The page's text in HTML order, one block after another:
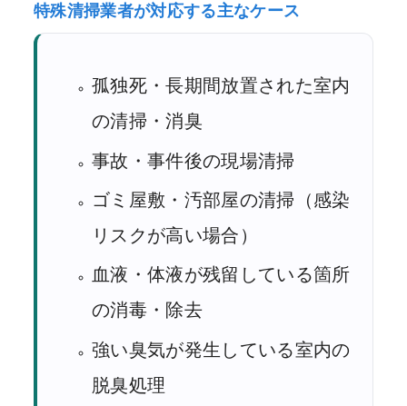
特殊清掃業者が対応する主なケース
孤独死・長期間放置された室内
の清掃・消臭
事故・事件後の現場清掃
ゴミ屋敷・汚部屋の清掃（感染
リスクが高い場合）
血液・体液が残留している箇所
の消毒・除去
強い臭気が発生している室内の
脱臭処理